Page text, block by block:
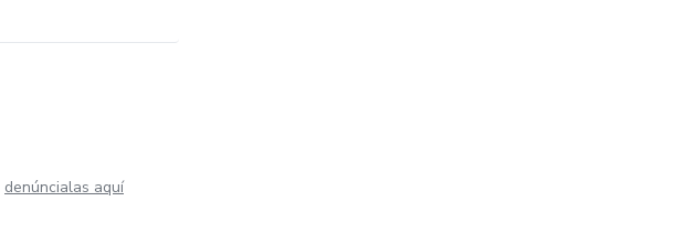
denúncialas aquí